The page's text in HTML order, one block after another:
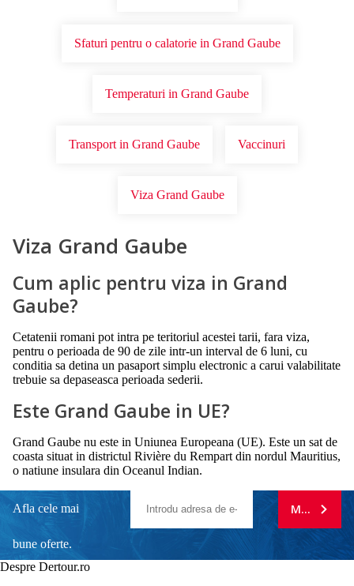
Sfaturi pentru o calatorie in Grand Gaube
Temperaturi in Grand Gaube
Transport in Grand Gaube Vaccinuri
Viza Grand Gaube
Viza Grand Gaube
Cum aplic pentru viza in Grand
Gaube?
Cetatenii romani pot intra pe teritoriul acestei tarii, fara viza,
pentru o perioada de 90 de zile intr-un interval de 6 luni, cu
conditia sa detina un pasaport simplu electronic a carui valabilitate
trebuie sa depaseasca perioada sederii.
Este Grand Gaube in UE?
Grand Gaube nu este in Uniunea Europeana (UE). Este un sat de
coasta situat in districtul Rivière du Rempart din nordul Mauritius,
o natiune insulara din Oceanul Indian.
Afla cele mai
bune oferte.
MA
Despre Dertour.ro